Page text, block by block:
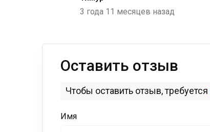
3 года 11 месяцев назад
Оставить отзыв
Чтобы оставить отзыв, требуется
Имя